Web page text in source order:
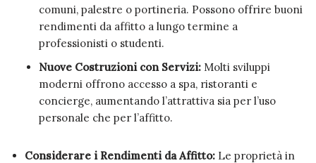
comuni, palestre o portineria. Possono offrire buoni
rendimenti da affitto a lungo termine a
professionisti o studenti.
Nuove Costruzioni con Servizi: Molti sviluppi
moderni offrono accesso a spa, ristoranti e
concierge, aumentando l’attrattiva sia per l’uso
personale che per l’affitto.
Considerare i Rendimenti da Affitto: Le proprietà in